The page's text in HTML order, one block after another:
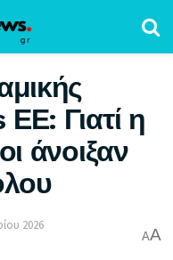
Γιατί η
άνοιξαν
2026
AA